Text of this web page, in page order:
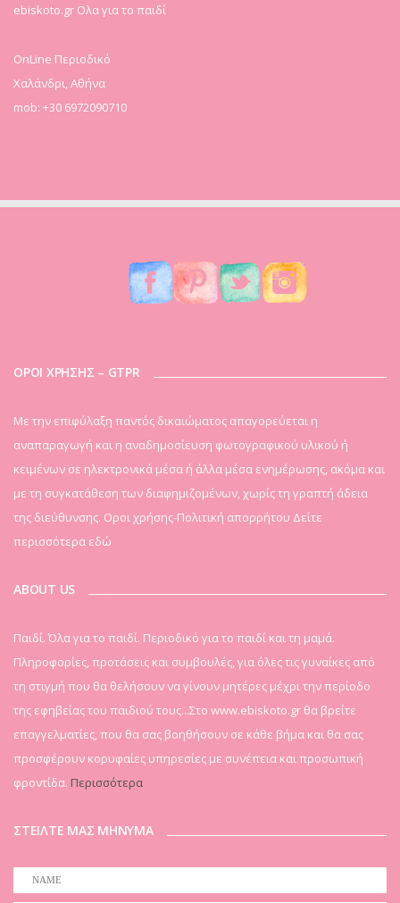
ebiskoto.gr Ολα για το παιδί
OnLine Περιοδικό
Χαλάνδρι, Αθήνα
mob: +30 6972090710
ΟΡΟΙ ΧΡΗΣΗΣ – GTPR
Mε την επιφύλαξη παντός δικαιώματος απαγορεύεται η
αναπαραγωγή και η αναδημοσίευση φωτογραφικού υλικού ή
κειμένων σε ηλεκτρονικά μέσα ή άλλα μέσα ενημέρωσης, ακόμα και
με τη συγκατάθεση των διαφημιζομένων, χωρίς τη γραπτή άδεια
της διεύθυνσης. Οροι χρήσης-Πολιτική απορρήτου Δείτε
περισσότερα εδώ
ABOUT US
Παιδί. Όλα για το παιδί. Περιοδικό για το παιδί και τη μαμά.
Πληροφορίες, προτάσεις και συμβουλές, για όλες τις γυναίκες από
τη στιγμή που θα θελήσουν να γίνουν μητέρες μέχρι την περίοδο
της εφηβείας του παιδιού τους...Στο www.ebiskoto.gr θα βρείτε
επαγγελματίες, που θα σας βοηθήσουν σε κάθε βήμα και θα σας
προσφέρουν κορυφαίες υπηρεσίες με συνέπεια και προσωπική
φροντίδα. Περισσότερα
ΣΤΕΙΛΤΕ ΜΑΣ ΜΗΝΥΜΑ